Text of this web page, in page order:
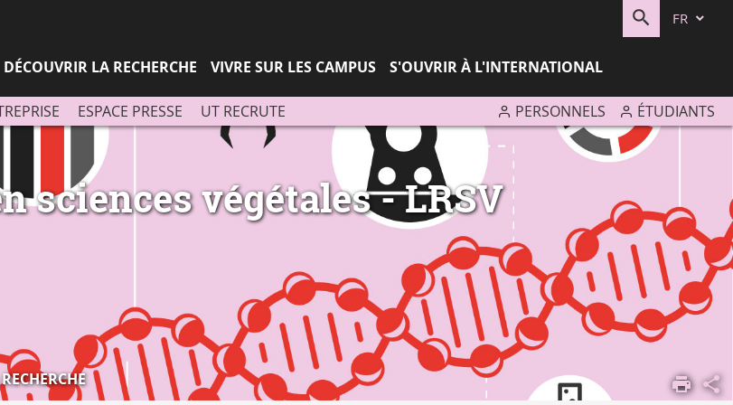
FR
DÉCOUVRIR LA RECHERCHE VIVRE SUR LES CAMPUS S'OUVRIR À L'INTERNATIONAL
ESPACE PRESSE UT RECRUTE PERSONNELS ÉTUDIANTS
sciences végétales - LRSV